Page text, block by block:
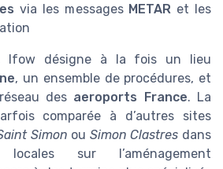
via les messages METAR et les
lfow désigne à la fois un lieu
, un ensemble de procédures, et
des aeroports France. La
comparée à d’autres sites
Simon ou Simon Clastres dans
sur l’aménagement